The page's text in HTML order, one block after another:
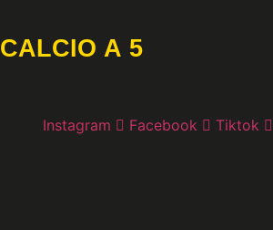
CALCIO A 5
Instagram Facebook Tiktok